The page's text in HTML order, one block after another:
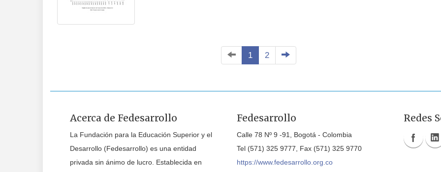
1 2
Acerca de Fedesarrollo
La Fundación para la Educación Superior y el
Desarrollo (Fedesarrollo) es una entidad
privada sin ánimo de lucro. Establecida en
Fedesarrollo
Calle 78 Nº 9 -91, Bogotá - Colombia
Tel (571) 325 9777, Fax (571) 325 9770
https://www.fedesarrollo.org.co
Redes